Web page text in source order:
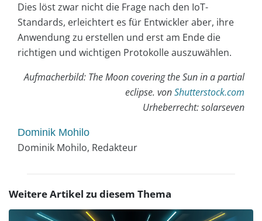
Dies löst zwar nicht die Frage nach den IoT-
Standards, erleichtert es für Entwickler aber, ihre
Anwendung zu erstellen und erst am Ende die
richtigen und wichtigen Protokolle auszuwählen.
Aufmacherbild: The Moon covering the Sun in a partial
eclipse. vonShutterstock.com
Urheberrecht: solarseven
Dominik Mohilo
Dominik Mohilo, Redakteur
Weitere Artikel zu diesem Thema